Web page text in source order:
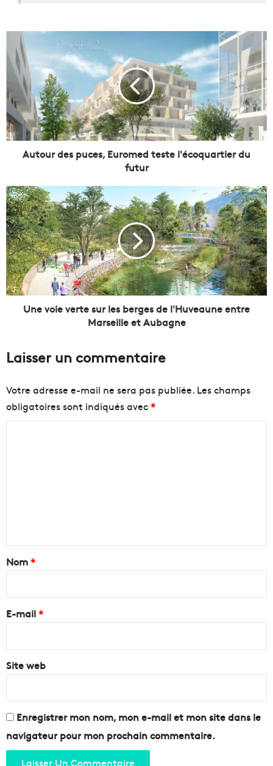
u
t
u
r
d
e
s
e
s
,
E
u
r
o
m
e
'
é
c
d
u
f
t
u
r
Autour des puces, Euromed teste l'écoquartier du
futur
U
n
e
v
o
i
e
v
e
u
l
e
s
b
H
u
a
u
n
e
n
t
e
M
r
s
Une voie verte sur les berges de l'Huveaune entre
Marseille et Aubagne
Laisser un commentaire
Votre adresse e-mail ne sera pas publiée. Les champs
obligatoires sont indiqués avec*
a
r
e
Nom*
E-mail*
Site web
Enregistrer mon nom, mon e-mail et mon site dans le
navigateur pour mon prochain commentaire.